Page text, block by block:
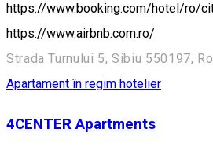
https://www.booking.com/hotel/ro/
https://www.airbnb.com.ro/
Strada Turnului 5, Sibiu 550197,
Apartament în regim hotelier
4CENTER Apartments